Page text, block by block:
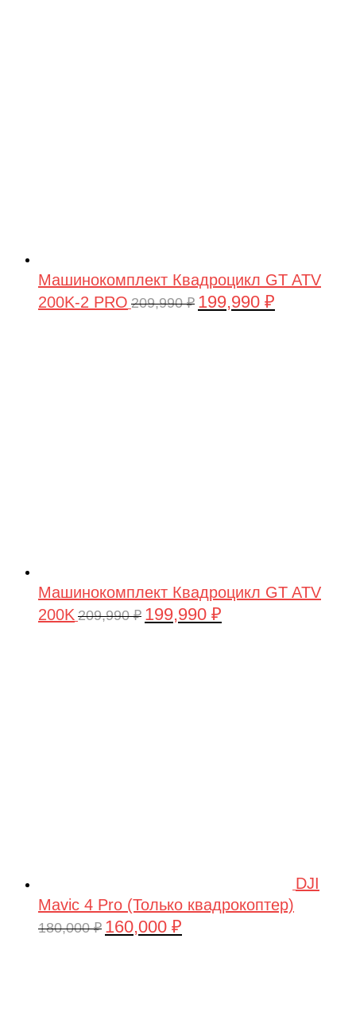
Машинокомплект Квадроцикл GT ATV
200K-2 PRO 209,990₽ Первоначальная
199,990 ₽
Машинокомплект Квадроцикл GT ATV
200K 209,990₽ Первоначальная
199,990 ₽
DJI
Mavic 4 Pro (Только квадрокоптер)
180,000₽ Первоначальная
160,000 ₽